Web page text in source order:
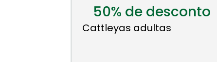
50% de desconto
Cattleyas adultas